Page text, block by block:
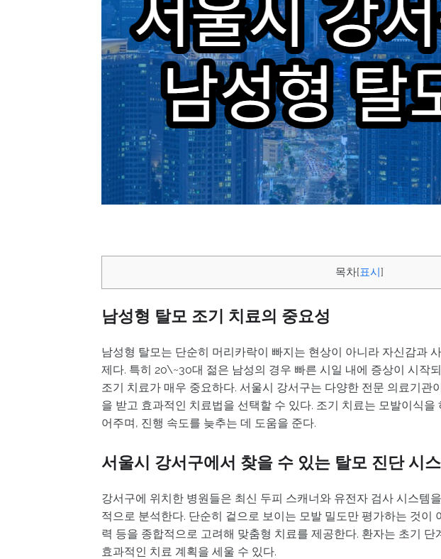
목차[표시]
남성형 탈모 조기 치료의 중요성
남성형 탈모는 단순히 머리카락이 빠지는 현상이 아니라 자신감과
제다. 특히 20\~30대 젊은 남성의 경우 빠른 시일 내에 증상이 시작
조기 치료가 매우 중요하다. 서울시 강서구는 다양한 전문 의료기관
을 받고 효과적인 치료법을 선택할 수 있다. 조기 치료는 모발이식
어주며, 진행 속도를 늦추는 데 도움을 준다.
서울시 강서구에서 찾을 수 있는 탈모 진단 시
강서구에 위치한 병원들은 최신 두피 스캐너와 유전자 검사 시스템
적으로 분석한다. 단순히 겉으로 보이는 모발 밀도만 평가하는 것이
력 등을 종합적으로 고려해 맞춤형 치료를 제공한다. 환자는 초기
효과적인 치료 계획을 세울 수 있다.